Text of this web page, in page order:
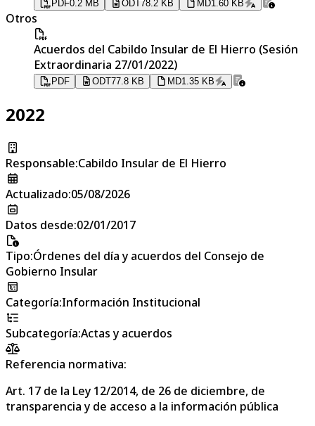
PDF0.2 MB ODT78.2 KB MD1.60 KB
Otros
Acuerdos del Cabildo Insular de El Hierro (Sesión
Extraordinaria 27/01/2022)
PDF ODT77.8 KB MD1.35 KB
2022
Responsable:Cabildo Insular de El Hierro
Actualizado:05/08/2026
Datos desde:02/01/2017
Tipo:Órdenes del día y acuerdos del Consejo de
Gobierno Insular
Categoría:Información Institucional
Subcategoría:Actas y acuerdos
Referencia normativa:
Art. 17 de la Ley 12/2014, de 26 de diciembre, de
transparencia y de acceso a la información pública